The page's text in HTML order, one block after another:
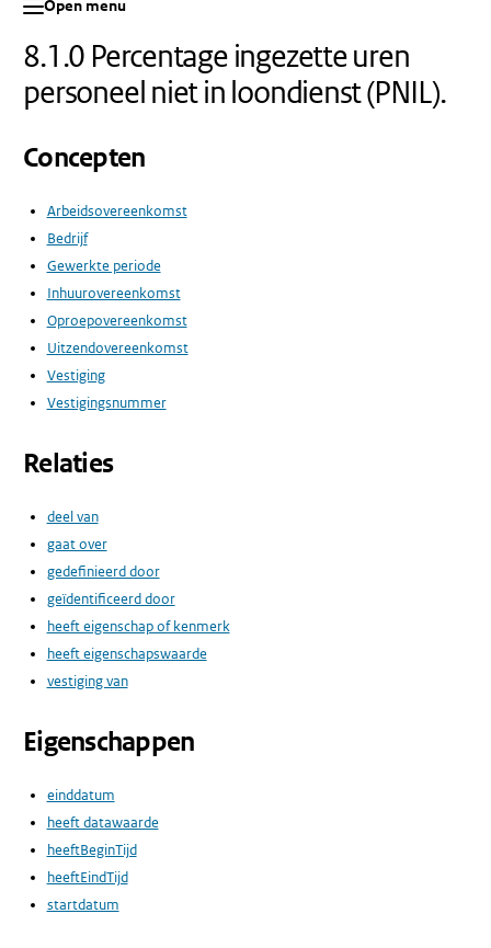
Open menu
8.1.0 Percentage ingezette uren
personeel niet in loondienst (PNIL).
Concepten
Arbeidsovereenkomst
Bedrijf
Gewerkte periode
Inhuurovereenkomst
Oproepovereenkomst
Uitzendovereenkomst
Vestiging
Vestigingsnummer
Relaties
deel van
gaat over
gedefinieerd door
geïdentificeerd door
heeft eigenschap of kenmerk
heeft eigenschapswaarde
vestiging van
Eigenschappen
einddatum
heeft datawaarde
heeftBeginTijd
heeftEindTijd
startdatum